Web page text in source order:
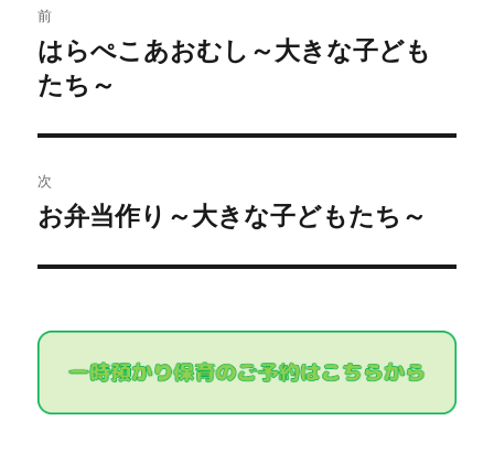
稿
ナ
ビ
ゲ
ー
シ
前
過
去
投
稿:
はらぺこあおむし～大きな子ども
たち～
次
次
投
お弁当作り～大きな子どもたち～